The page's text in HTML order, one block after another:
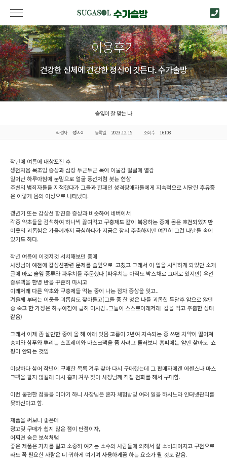
이용후기
건강한 신체에 건강한 정신이 깃든다. 수가솔방
솔잎이 잘 맞는 나
작성자 정ㅅㅇ 등록일 2023.12.15 조회수 16108
작년에 여름에 대상포진 후
생전처음 목조임 증상과 심장 두근두근 목에 이물감 얼굴에 열감
일어난 하루아침에 눈밑으로 얼굴 풍선처럼 붓는 현상
주변의 범죄자들을 지적했다가 그들과 한패인 성격장애자들에게 지속적으로 시달린 후유증
은 이렇게 몸의 이상으로 나타났다.
갱년기 또는 갑상선 항진증 증상과 비슷하여 네버에서
각종 약초들을 검색하여 하나씩 끓여먹고 구충제도 같이 복용하는 중에 몸은 호전되었지만
이웃의 괴롭힘은 가을께까지 극심하다가 지금은 잠시 주춤하지만 여전히 그런 나날들 속에
있기도 하다.
작년 여름에 이것저것 서치해보던 중에
사장님이 예전에 갑상선관련 문제를 솔잎으로 고쳤고 그래서 이 업을 시작하게 되었단 소개
글에 바로 솔잎 증류와 파우치를 주문했다 (파우치는 아직도 박스채로 그대로 있지만) 우선
증류액을 한병 반을 꾸준히 마시고
이래저래 다른 약초와 구충제들 먹는 중에 나는 점차 증상을 잊고..
겨울께 부터는 이웃들 괴롭힘도 잦아들고(그들 중 한 명은 나를 괴롭힌 두달후 암으로 앓던
중 죽고 한 가정은 하루아침에 급히 이사감..그들이 스스로이래저래 겁을 먹고 주춤한 상태
같음)
그래서 이제 좀 살만한 중에 올 해 아래 잇몸 고름이 2년여 지속되는 중 쓰던 치약이 떨어져
송치와 샴푸와 뿌리는 스프레이와 마스크팩을 좀 사려고 둘러보니 홈피에는 암만 찾아도 쇼
핑이 안되는 것임
이상하다 싶어 작년에 구매한 목록 겨우 찾아 다시 구매했는데 그 판매자에겐 에센스나 마스
크팩을 팔지 않길래 다시 홈피 겨우 찾아 사장님께 직접 전화를 해서 구매함.
이런 불편한 점들을 이야기 하니 사장님은 혼자 체험방및 여러 일을 하시느라 인터넷관리를
못하신다고 함.
제품을 써보니 좋은데
광고및 구매가 쉽지 읺은 점이 단점이자,
어쩌면 숨은 보석처럼
좋은 제품은 가치를 알고 소중히 여기는 소수의 사람들에 의해서 잘 소비되어지고 구전으로
라도 꼭 필요한 사람은 더 귀하게 여기며 사용하게끔 하는 요소가 될 것도 같음.